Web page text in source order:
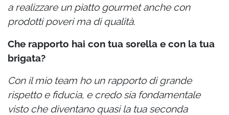
a realizzare un piatto gourmet anche con
prodotti poveri ma di qualità.
Che rapporto hai con tua sorella e con la tua
brigata?
Con il mio team ho un rapporto di grande
rispetto e fiducia, e credo sia fondamentale
visto che diventano quasi la tua seconda